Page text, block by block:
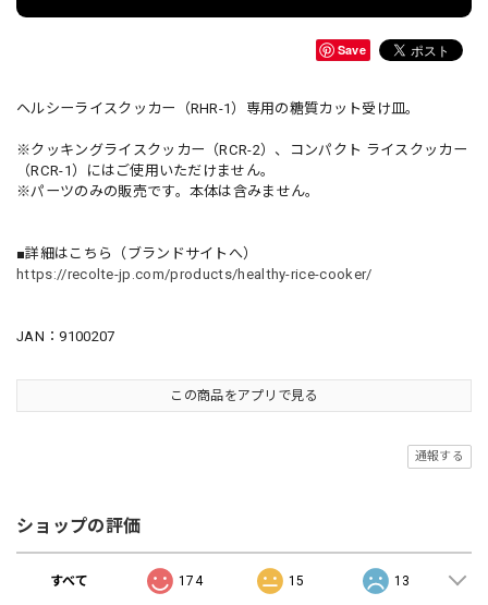
Save
ヘルシーライスクッカー（RHR-1）専用の糖質カット受け皿。
※クッキングライスクッカー（RCR-2）、コンパクト ライスクッカー
（RCR-1）にはご使用いただけません。
※パーツのみの販売です。本体は含みません。
■詳細はこちら（ブランドサイトへ）
https://recolte-jp.com/products/healthy-rice-cooker/
JAN：9100207
この商品をアプリで見る
通報する
ショップの評価
すべて 174 15 13